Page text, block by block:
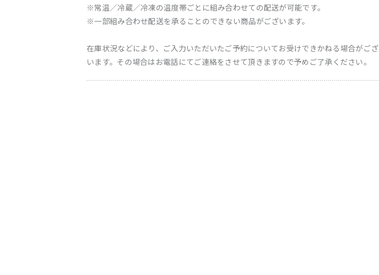
※常温／冷蔵／冷凍の温度帯ごとに組み合わせての配送が可能です。
※一部組み合わせ配送を承ることのできない商品がございます。
在庫状況などにより、ご入力いただいたご予約についてお受けできかねる場合がござ
います。その場合はお電話にてご連絡をさせて頂きますので予めご了承ください。